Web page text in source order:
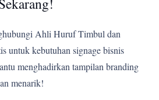
Ahli Huruf Timbul dan
untuk kebutuhan signage bisnis
menghadirkan tampilan branding
menarik!